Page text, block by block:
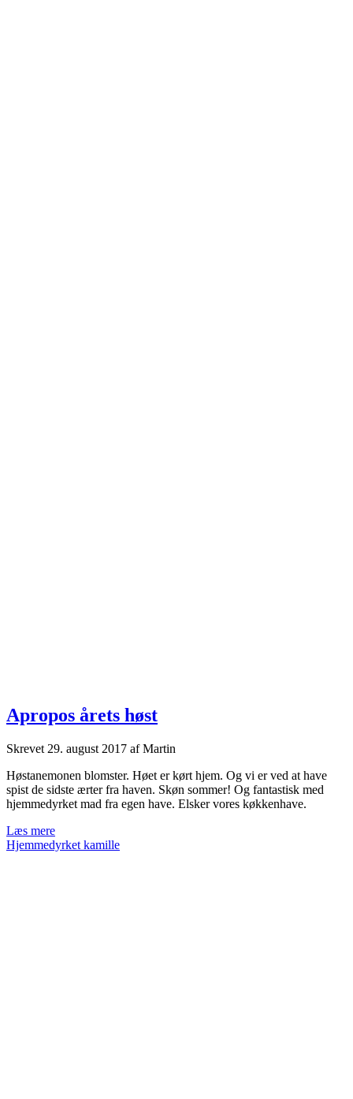
Apropos årets høst
Skrevet 29. august 2017 afMartin
Høstanemonen blomster. Høet er kørt hjem. Og vi er ved at have
spist de sidste ærter fra haven. Skøn sommer! Og fantastisk med
hjemmedyrket mad fra egen have. Elsker vores køkkenhave.
Læs mereApropos
årets
Hjemmedyrket kamille